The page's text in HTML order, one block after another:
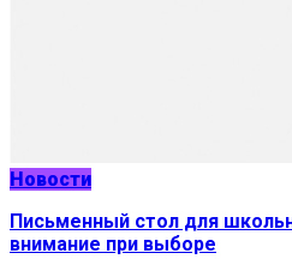
Новости
Письменный стол для
внимание при выборе